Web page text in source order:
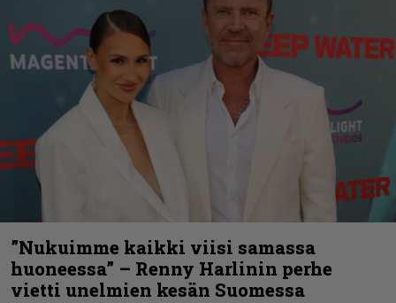
”Nukuimme kaikki viisi samassa
huoneessa” – Renny Harlinin perhe
vietti unelmien kesän Suomessa